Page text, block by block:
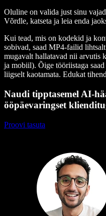
Oluline on valida just sinu
Võrdle, katseta ja leia enda
Kui tead, mis on kodekid ja
sobivad, saad MP4-failid
mugavalt hallatavad nii
ja mobiil). Õige tööriistaga
liigselt kaotamata. Edukat
Naudi tipptasemel AI-
ööpäevaringset
Proovi tasuta